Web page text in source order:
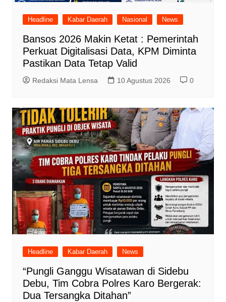
Headline Kabar Daerah Nasional News
Bansos 2026 Makin Ketat : Pemerintah
Perkuat Digitalisasi Data, KPM Diminta
Pastikan Data Tetap Valid
Redaksi Mata Lensa 10 Agustus 2026 0
Headline Kabar Daerah News
“Pungli Ganggu Wisatawan di Sidebu
Debu, Tim Cobra Polres Karo Bergerak:
Dua Tersangka Ditahan”